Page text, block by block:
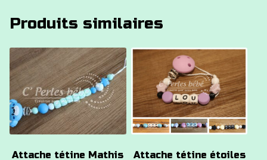
produit
Produits similaires
Attache tétine Mathis
produit
a
plusieurs
variations.
Les
Attache tétine étoiles
Ce
plusieurs
variations.
Les